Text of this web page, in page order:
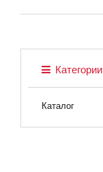
Категории
Каталог